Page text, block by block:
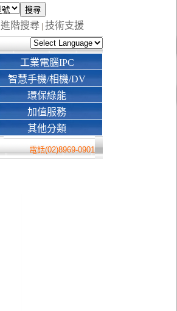
進階搜尋 | 技術支援
工業電腦IPC
智慧手機/相機/DV
環保綠能
加值服務
其他分類
電話(02)8969-0901